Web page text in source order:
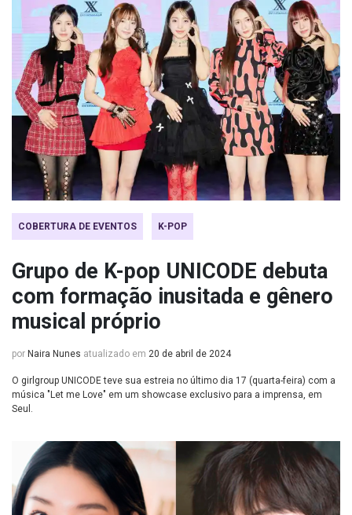
COBERTURA DE EVENTOS K-POP
Grupo de K-pop UNICODE debuta
com formação inusitada e gênero
musical próprio
por Naira Nunes atualizado em 20 de abril de 2024
O girlgroup UNICODE teve sua estreia no último dia 17 (quarta-feira) com a
música "Let me Love" em um showcase exclusivo para a imprensa, em
Seul.